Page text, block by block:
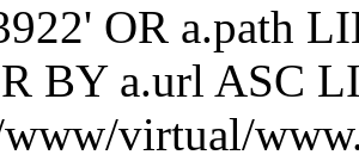
OR a.path
BY a.url ASC
virtual/